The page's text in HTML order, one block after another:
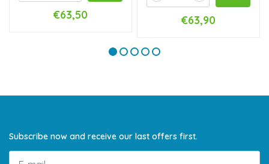
€63,50 €63,90
Subscribe now and receive our last offers first.